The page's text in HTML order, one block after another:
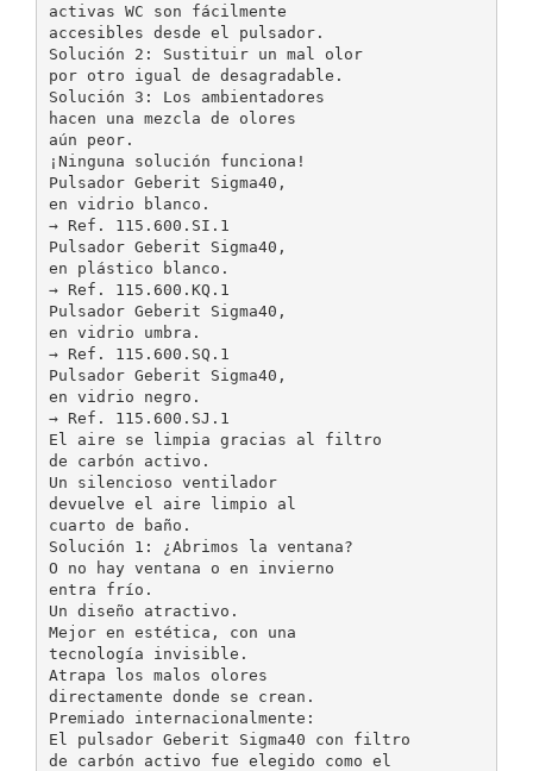
activas WC son fácilmente
accesibles desde el pulsador.
Solución 2: Sustituir un mal olor
por otro igual de desagradable.
Solución 3: Los ambientadores
hacen una mezcla de olores
aún peor.
¡Ninguna solución funciona!
Pulsador Geberit Sigma40,
en vidrio blanco.
→ Ref. 115.600.SI.1
Pulsador Geberit Sigma40,
en plástico blanco.
→ Ref. 115.600.KQ.1
Pulsador Geberit Sigma40,
en vidrio umbra.
→ Ref. 115.600.SQ.1
Pulsador Geberit Sigma40,
en vidrio negro.
→ Ref. 115.600.SJ.1
El aire se limpia gracias al filtro
de carbón activo.
Un silencioso ventilador
devuelve el aire limpio al
cuarto de baño.
Solución 1: ¿Abrimos la ventana?
O no hay ventana o en invierno
entra frío.
Un diseño atractivo.
Mejor en estética, con una
tecnología invisible.
Atrapa los malos olores
directamente donde se crean.
Premiado internacionalmente:
El pulsador Geberit Sigma40 con filtro
de carbón activo fue elegido como el